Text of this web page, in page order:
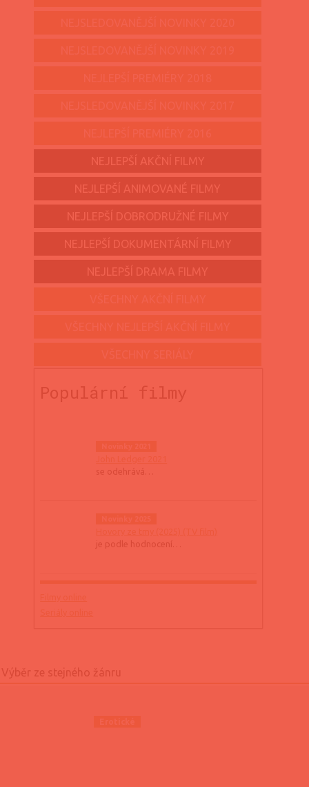
NEJLEPŠÍ AKČNÍ FILMY
NEJLEPŠÍ ANIMOVANÉ FILMY
NEJLEPŠÍ DOBRODRUŽNÉ FILMY
NEJLEPŠÍ DOKUMENTÁRNÍ FILMY
NEJLEPŠÍ DRAMA FILMY
Populární filmy
se odehrává…
je podle hodnocení…